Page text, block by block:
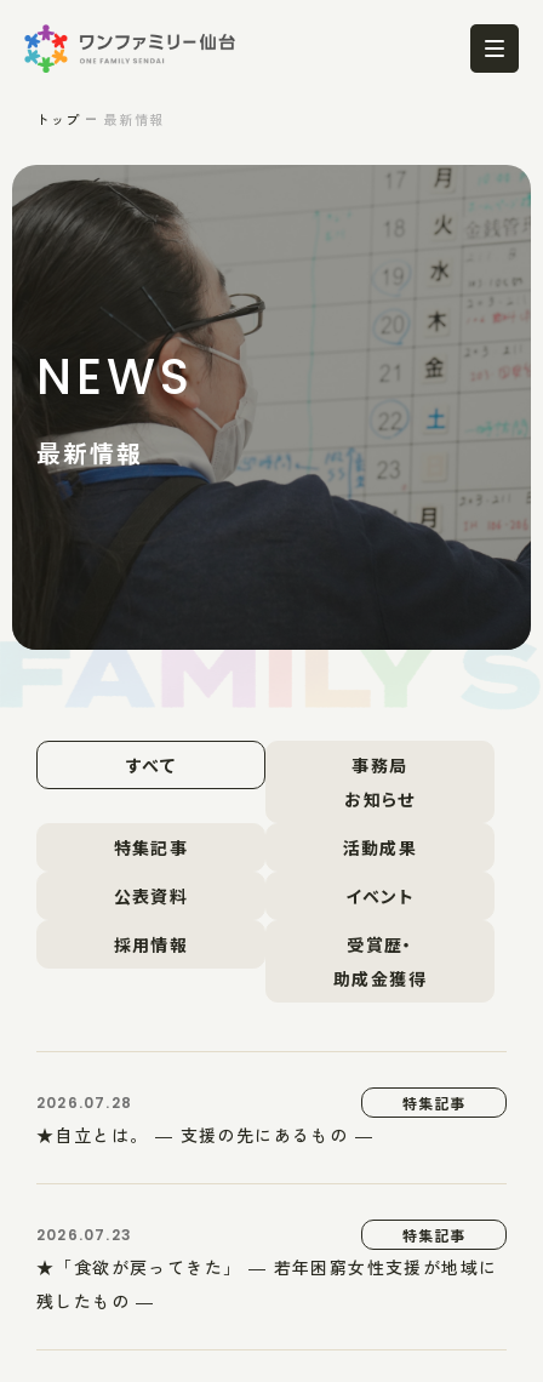
トップ 最新情報
NEWS
最新情報
すべて
事務局
お知らせ
特集記事
活動成果
公表資料
イベント
採用情報
受賞歴・
助成金獲得
2026.07.28 特集記事
★自立とは。 ― 支援の先にあるもの ―
2026.07.23 特集記事
★「食欲が戻ってきた」 ― 若年困窮女性支援が地域に
残したもの ―